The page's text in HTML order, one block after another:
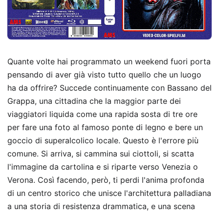
Quante volte hai programmato un weekend fuori porta
pensando di aver già visto tutto quello che un luogo
ha da offrire? Succede continuamente con Bassano del
Grappa, una cittadina che la maggior parte dei
viaggiatori liquida come una rapida sosta di tre ore
per fare una foto al famoso ponte di legno e bere un
goccio di superalcolico locale. Questo è l'errore più
comune. Si arriva, si cammina sui ciottoli, si scatta
l'immagine da cartolina e si riparte verso Venezia o
Verona. Così facendo, però, ti perdi l'anima profonda
di un centro storico che unisce l'architettura palladiana
a una storia di resistenza drammatica, e una scena